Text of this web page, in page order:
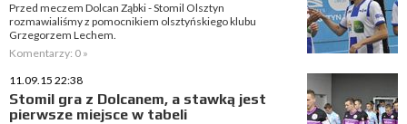
Przed meczem Dolcan Ząbki - Stomil Olsztyn
rozmawialiśmy z pomocnikiem olsztyńskiego klubu
Grzegorzem Lechem.
Komentarzy: 0 »
11.09.15 22:38
Stomil gra z Dolcanem, a stawką jest
pierwsze miejsce w tabeli